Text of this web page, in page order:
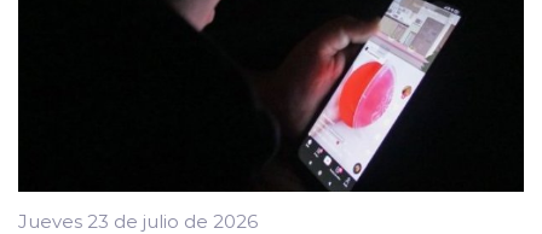
Jueves 23 de julio de 2026